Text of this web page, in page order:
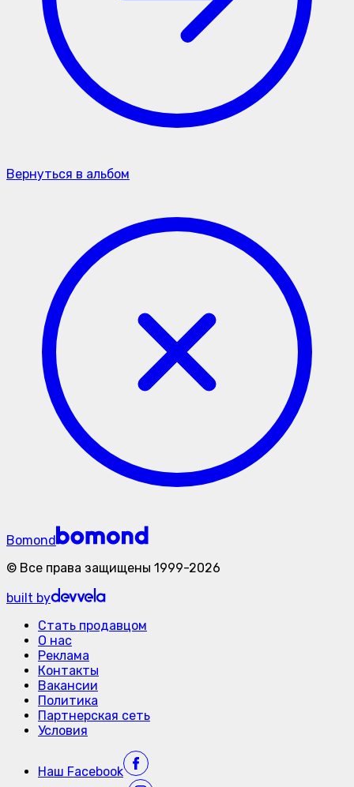
Вернуться в альбом
Bomond
© Все права защищены 1999-2026
built by
Стать продавцом
О нас
Реклама
Контакты
Вакансии
Политика
Партнерская сеть
Условия
Наш Facebook